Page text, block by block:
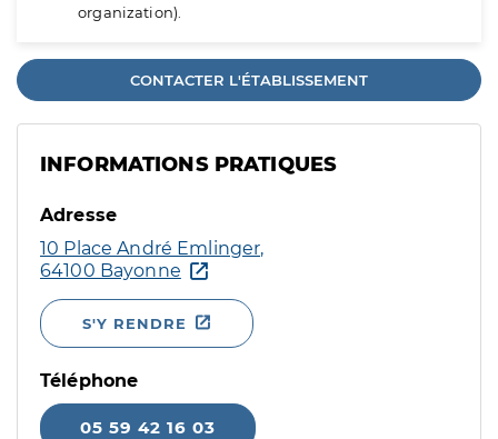
organization).
CONTACTER L'ÉTABLISSEMENT
INFORMATIONS PRATIQUES
Adresse
10 Place André Emlinger,
64100 Bayonne
S'Y RENDRE
Téléphone
05 59 42 16 03